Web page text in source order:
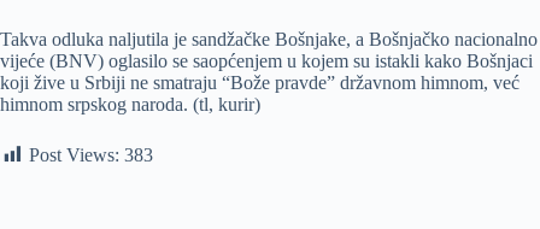
Takva odluka naljutila je sandžačke Bošnjake, a Bošnjačko nacionalno
vijeće (BNV) oglasilo se saopćenjem u kojem su istakli kako Bošnjaci
koji žive u Srbiji ne smatraju “Bože pravde” državnom himnom, već
himnom srpskog naroda. (tl, kurir)
Post Views: 383